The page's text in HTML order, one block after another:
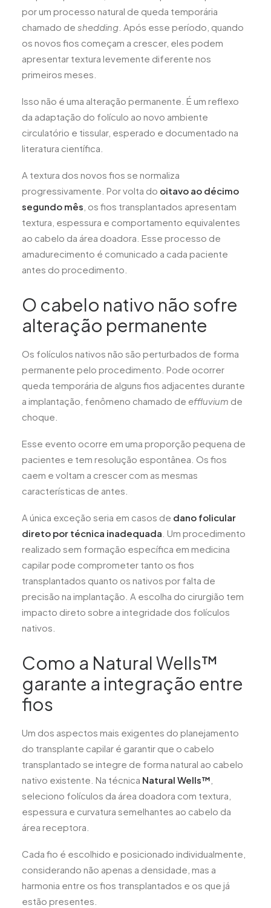
por um processo natural de queda temporária
chamado de shedding . Após esse período, quando
os novos fios começam a crescer, eles podem
apresentar textura levemente diferente nos
primeiros meses.
Isso não é uma alteração permanente. É um reflexo
da adaptação do folículo ao novo ambiente
circulatório e tissular, esperado e documentado na
literatura científica.
A textura dos novos fios se normaliza
progressivamente. Por volta do oitavo ao décimo
segundo mês , os fios transplantados apresentam
textura, espessura e comportamento equivalentes
ao cabelo da área doadora. Esse processo de
amadurecimento é comunicado a cada paciente
antes do procedimento.
O cabelo nativo não sofre
alteração permanente
Os folículos nativos não são perturbados de forma
permanente pelo procedimento. Pode ocorrer
queda temporária de alguns fios adjacentes durante
a implantação, fenômeno chamado de effluvium de
choque.
Esse evento ocorre em uma proporção pequena de
pacientes e tem resolução espontânea. Os fios
caem e voltam a crescer com as mesmas
características de antes.
A única exceção seria em casos de dano folicular
direto por técnica inadequada . Um procedimento
realizado sem formação específica em medicina
capilar pode comprometer tanto os fios
transplantados quanto os nativos por falta de
precisão na implantação. A escolha do cirurgião tem
impacto direto sobre a integridade dos folículos
nativos.
Como a Natural Wells™
garante a integração entre
fios
Um dos aspectos mais exigentes do planejamento
do transplante capilar é garantir que o cabelo
transplantado se integre de forma natural ao cabelo
nativo existente. Na técnica Natural Wells™
seleciono folículos da área doadora com textura,
espessura e curvatura semelhantes ao cabelo da
área receptora.
Cada fio é escolhido e posicionado individualmente,
considerando não apenas a densidade, mas a
harmonia entre os fios transplantados e os que já
estão presentes.